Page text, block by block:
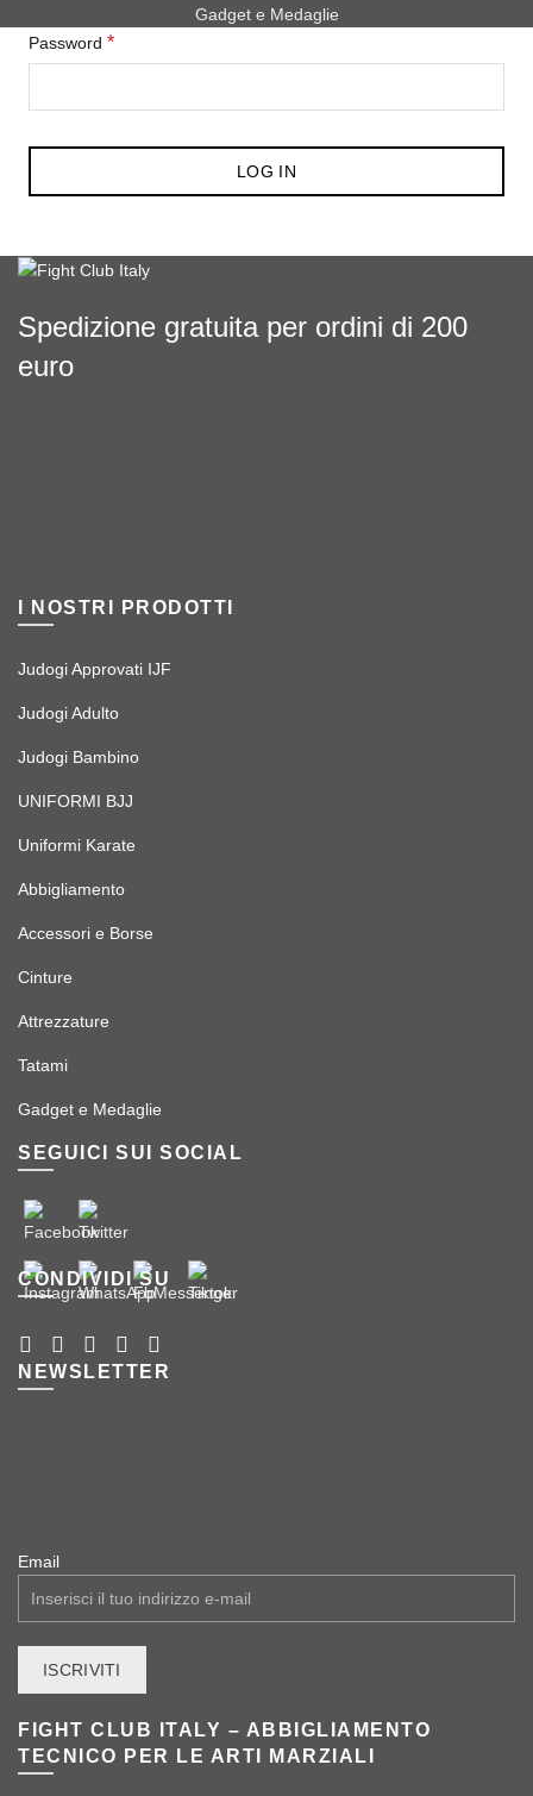
Gadget e Medaglie
Password *
LOG IN
Spedizione gratuita per ordini di 200
euro
I NOSTRI PRODOTTI
Judogi Approvati IJF
Judogi Adulto
Judogi Bambino
UNIFORMI BJJ
Uniformi Karate
Abbigliamento
Accessori e Borse
Cinture
Attrezzature
Tatami
Gadget e Medaglie
SEGUICI SUI SOCIAL
CONDIVIDI SU
NEWSLETTER
Email
FIGHT CLUB ITALY – ABBIGLIAMENTO
TECNICO PER LE ARTI MARZIALI